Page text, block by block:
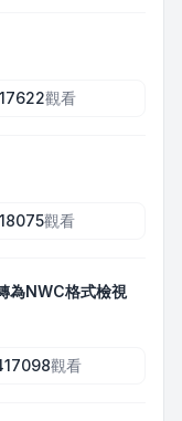
17622觀看
18075觀看
為NWC格式檢視
觀看